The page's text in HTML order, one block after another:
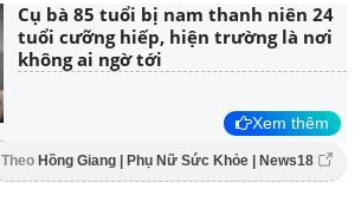
Cụ bà 85 tuổi bị nam thanh niên 24
tuổi cưỡng hiếp, hiện trường là nơi
không ai ngờ tới
Xem thêm
Theo Hồng Giang | Phụ Nữ Sức Khỏe | News18